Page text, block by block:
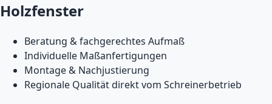
Holzfenster
Beratung & fachgerechtes Aufmaß
Individuelle Maßanfertigungen
Montage & Nachjustierung
Regionale Qualität direkt vom Schreinerbetrieb